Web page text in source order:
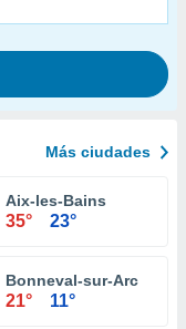
Más ciudades
Aix-les-Bains
35° 23°
Bonneval-sur-Arc
21° 11°